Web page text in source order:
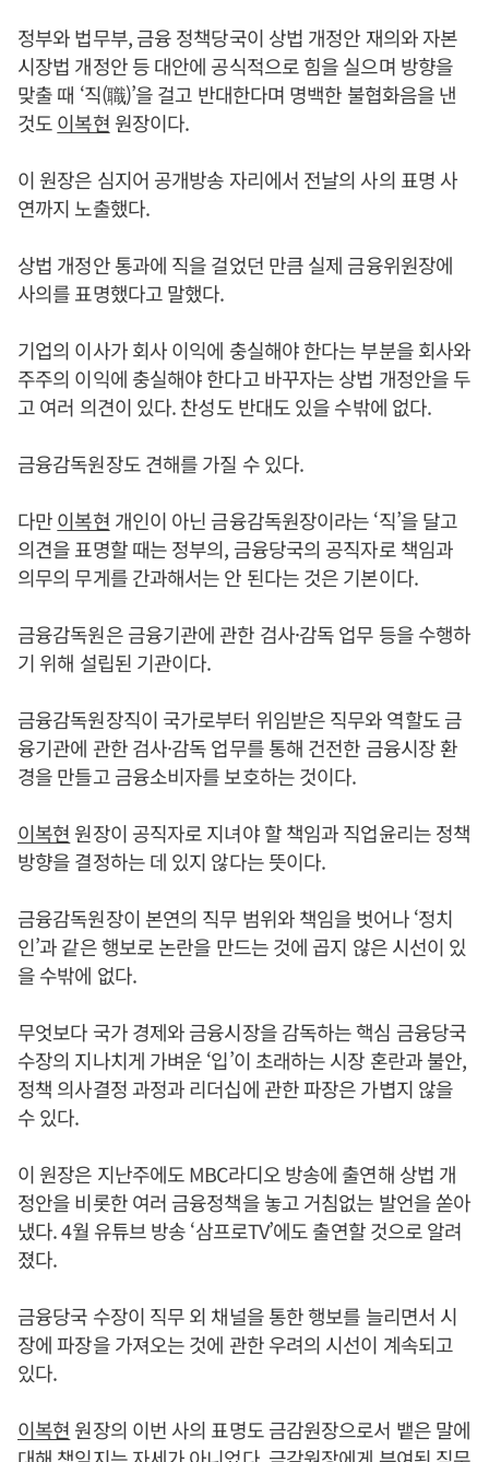
정부와 법무부, 금융 정책당국이 상법 개정안 재의와 자본
시장법 개정안 등 대안에 공식적으로 힘을 실으며 방향을
맞출 때 ‘직(職)’을 걸고 반대한다며 명백한 불협화음을 낸
것도이복현 원장이다.
이 원장은 심지어 공개방송 자리에서 전날의 사의 표명 사
연까지 노출했다.
상법 개정안 통과에 직을 걸었던 만큼 실제 금융위원장에
사의를 표명했다고 말했다.
기업의 이사가 회사 이익에 충실해야 한다는 부분을 회사와
주주의 이익에 충실해야 한다고 바꾸자는 상법 개정안을 두
고 여러 의견이 있다. 찬성도 반대도 있을 수밖에 없다.
금융감독원장도 견해를 가질 수 있다.
다만이복현 개인이 아닌 금융감독원장이라는 ‘직’을 달고
의견을 표명할 때는 정부의, 금융당국의 공직자로 책임과
의무의 무게를 간과해서는 안 된다는 것은 기본이다.
금융감독원은 금융기관에 관한 검사·감독 업무 등을 수행하
기 위해 설립된 기관이다.
금융감독원장직이 국가로부터 위임받은 직무와 역할도 금
융기관에 관한 검사·감독 업무를 통해 건전한 금융시장 환
경을 만들고 금융소비자를 보호하는 것이다.
이복현 원장이 공직자로 지녀야 할 책임과 직업윤리는 정책
방향을 결정하는 데 있지 않다는 뜻이다.
금융감독원장이 본연의 직무 범위와 책임을 벗어나 ‘정치
인’과 같은 행보로 논란을 만드는 것에 곱지 않은 시선이 있
을 수밖에 없다.
무엇보다 국가 경제와 금융시장을 감독하는 핵심 금융당국
수장의 지나치게 가벼운 ‘입’이 초래하는 시장 혼란과 불안,
정책 의사결정 과정과 리더십에 관한 파장은 가볍지 않을
수 있다.
이 원장은 지난주에도 MBC라디오 방송에 출연해 상법 개
정안을 비롯한 여러 금융정책을 놓고 거침없는 발언을 쏟아
냈다. 4월 유튜브 방송 ‘삼프로TV’에도 출연할 것으로 알려
졌다.
금융당국 수장이 직무 외 채널을 통한 행보를 늘리면서 시
장에 파장을 가져오는 것에 관한 우려의 시선이 계속되고
있다.
이복현 원장의 이번 사의 표명도 금감원장으로서 뱉은 말에